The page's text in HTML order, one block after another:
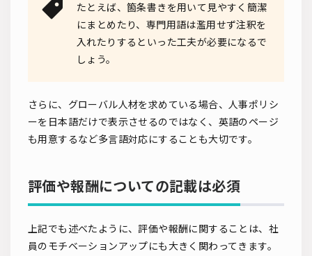
たとえば、箇条書きを用いて見やすく簡潔
にまとめたり、専門用語は濫用せず注釈を
入れたりするといった工夫が必要になるで
しょう。
さらに、グローバル人材を求めている場合、人事ポリシ
ーを日本語だけで表示させるのではなく、英語のページ
も用意するなど多言語対応にすることも大切です。
評価や報酬についての記載は必須
上記でも述べたように、評価や報酬に関することは、社
員のモチベーションアップにも大きく関わってきます。